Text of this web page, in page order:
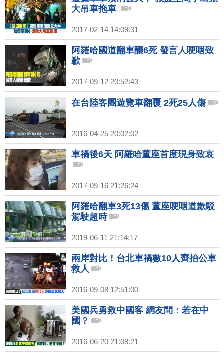
大吊車拖車
2017-02-14 14:09:31
阿羅哈國道翻車釀6死 發言人哽咽致
歉
2017-09-12 20:52:43
在台陸客團遊覽車翻覆 2死25人傷
2016-04-25 20:02:02
車禍後6天 阿羅哈董座首度現身致哀
2017-09-16 21:26:24
阿羅哈翻車3死13傷 董座哽咽道歉駁
駕駛超時
2019-06-11 21:14:17
兩岸對比！台北車禍數10人齊抬公車
救人
2016-09-08 12:51:00
美國兵勇救中國客 網友問：若在中
國？
2016-06-20 21:08:21